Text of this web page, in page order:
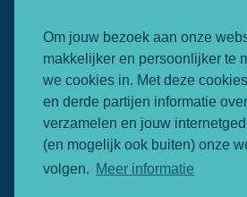
Om jouw bezoek aan onze
makkelijker en persoonlijker te
we cookies in. Met deze
en derde partijen informatie
verzamelen en jouw
(en mogelijk ook buiten) onze
volgen. Meer informatie
Binnen één minuut kan jij je
en zullen wij dezelfde werkdag
opnemen.
Letselschade melden